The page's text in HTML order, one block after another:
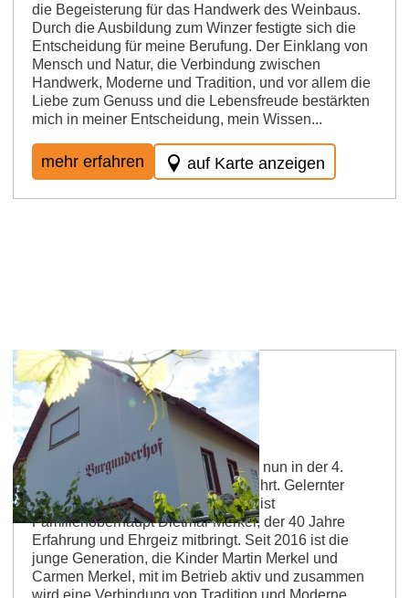
die Begeisterung für das Handwerk des Weinbaus.
Durch die Ausbildung zum Winzer festigte sich die
Entscheidung für meine Berufung. Der Einklang von
Mensch und Natur, die Verbindung zwischen
Handwerk, Moderne und Tradition, und vor allem die
Liebe zum Genuss und die Lebensfreude bestärkten
mich in meiner Entscheidung, mein Wissen...
mehr erfahren auf Karte anzeigen
Burgunderhof Merkel
Die Burgunderhof Merkel GbR wird nun in der 4.
Generation der Familie Merkel geführt. Gelernter
Winzer und "Fels in der Brandung" ist
Familienoberhaupt Dietmar Merkel, der 40 Jahre
Erfahrung und Ehrgeiz mitbringt. Seit 2016 ist die
junge Generation, die Kinder Martin Merkel und
Carmen Merkel, mit im Betrieb aktiv und zusammen
wird eine Verbindung von Tradition und Moderne